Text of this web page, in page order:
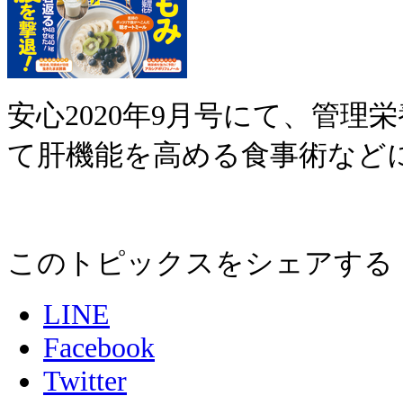
安心2020年9月号にて、管理
て肝機能を高める食事術など
このトピックスをシェアする
LINE
Facebook
Twitter